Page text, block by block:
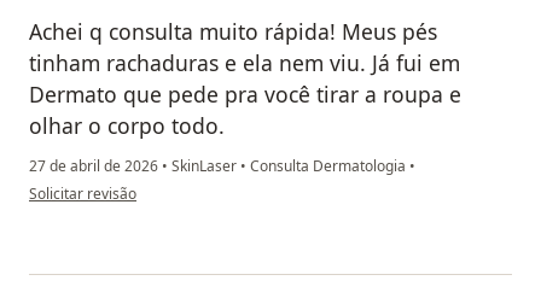
Achei q consulta muito rápida! Meus pés
tinham rachaduras e ela nem viu. Já fui em
Dermato que pede pra você tirar a roupa e
olhar o corpo todo.
27 de abril de 2026 • SkinLaser • Consulta Dermatologia •
na opinião do utilizador LN
Solicitar revisão